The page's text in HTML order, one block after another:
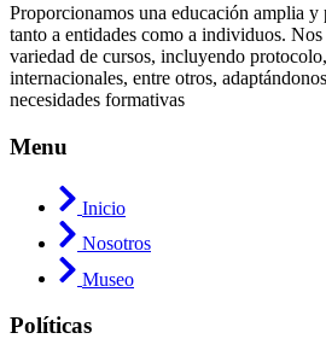
Proporcionamos una educación amplia y
tanto a entidades como a individuos. Nos
variedad de cursos, incluyendo
internacionales, entre otros,
necesidades formativas
Menu
Inicio
Nosotros
Museo
Políticas